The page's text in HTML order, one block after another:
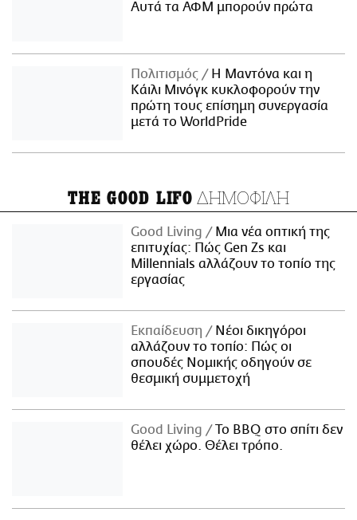
Αυτά τα ΑΦΜ μπορούν πρώτα
Πολιτισμός
Η Μαντόνα και η
Κάιλι Μινόγκ κυκλοφορούν την
πρώτη τους επίσημη συνεργασία
μετά το WorldPride
THE GOOD LIFO ΔΗΜΟΦΙΛΗ
Good Living
Μια νέα οπτική της
επιτυχίας: Πώς Gen Zs και
Millennials αλλάζουν το τοπίο της
εργασίας
Εκπαίδευση
Νέοι δικηγόροι
αλλάζουν το τοπίο: Πώς οι
σπουδές Νομικής οδηγούν σε
θεσμική συμμετοχή
Good Living
Το BBQ στο σπίτι δεν
θέλει χώρο. Θέλει τρόπο.